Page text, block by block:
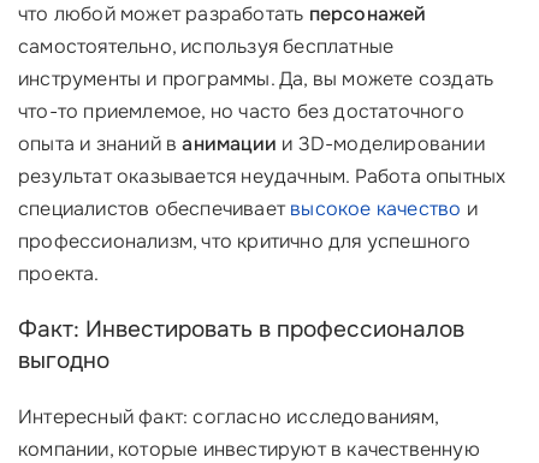
что любой может разработать персонажей
самостоятельно, используя бесплатные
инструменты и программы. Да, вы можете создать
что-то приемлемое, но часто без достаточного
опыта и знаний ванимации и 3D-моделировании
результат оказывается неудачным. Работа опытных
специалистов обеспечиваетвысокое качество и
профессионализм, что критично для успешного
проекта.
Факт: Инвестировать в профессионалов
выгодно
Интересный факт: согласно исследованиям,
компании, которые инвестируют в качественную